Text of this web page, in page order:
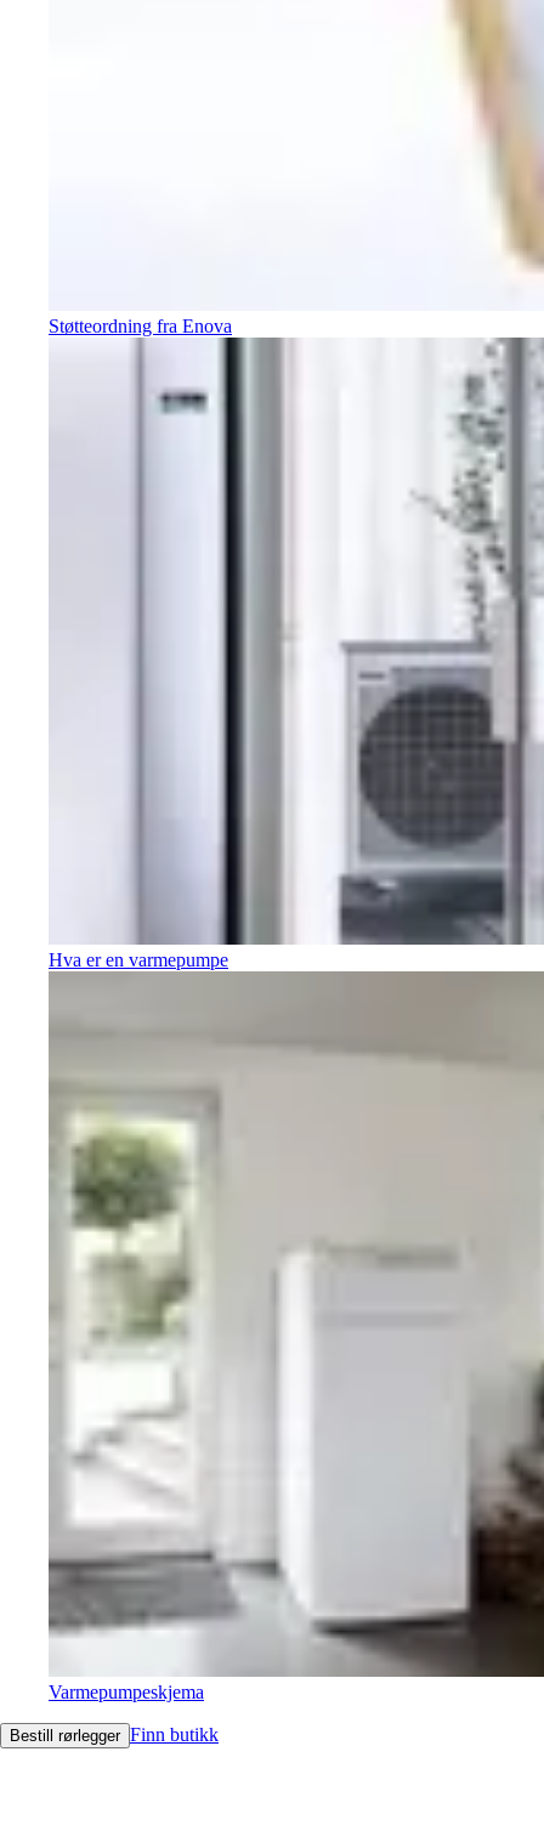
Støtteordning fra Enova
Hva er en varmepumpe
Varmepumpeskjema
Bestill rørlegger Finn butikk